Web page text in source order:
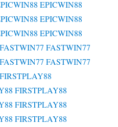
EPICWIN88
EPICWIN88
EPICWIN88
FASTWIN77 FASTWIN77
FASTWIN77 FASTWIN77
FIRSTPLAY88
FIRSTPLAY88
FIRSTPLAY88
FIRSTPLAY88